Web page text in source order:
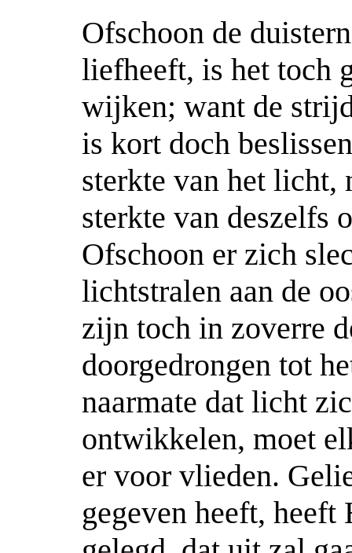
Ofschoon de
liefheeft, is het toch
wijken; want de
is kort doch
sterkte van het licht,
sterkte van deszelfs
Ofschoon er zich
lichtstralen aan de
zijn toch in zoverre
doorgedrongen tot
naarmate dat licht
ontwikkelen, moet
er voor vlieden.
gegeven heeft,